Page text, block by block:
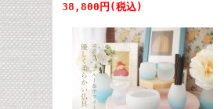
38,800円(税込)